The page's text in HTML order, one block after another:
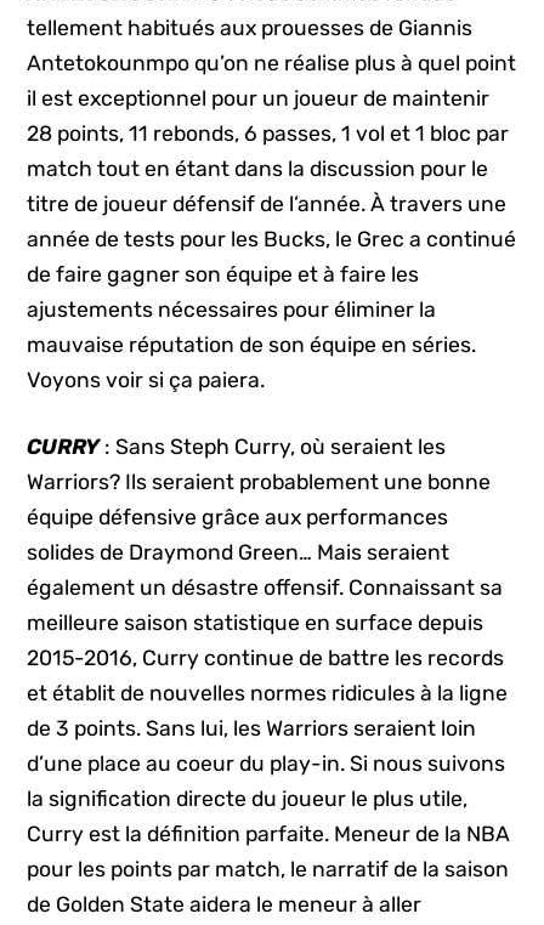
tellement habitués aux prouesses de Giannis
Antetokounmpo qu’on ne réalise plus à quel point
il est exceptionnel pour un joueur de maintenir
28 points, 11 rebonds, 6 passes, 1 vol et 1 bloc par
match tout en étant dans la discussion pour le
titre de joueur défensif de l’année. À travers une
année de tests pour les Bucks, le Grec a continué
de faire gagner son équipe et à faire les
ajustements nécessaires pour éliminer la
mauvaise réputation de son équipe en séries.
Voyons voir si ça paiera.
CURRY: Sans Steph Curry, où seraient les
Warriors? Ils seraient probablement une bonne
équipe défensive grâce aux performances
solides de Draymond Green… Mais seraient
également un désastre offensif. Connaissant sa
meilleure saison statistique en surface depuis
2015-2016, Curry continue de battre les records
et établit de nouvelles normes ridicules à la ligne
de 3 points. Sans lui, les Warriors seraient loin
d’une place au coeur du play-in. Si nous suivons
la signification directe du joueur le plus utile,
Curry est la définition parfaite. Meneur de la NBA
pour les points par match, le narratif de la saison
de Golden State aidera le meneur à aller